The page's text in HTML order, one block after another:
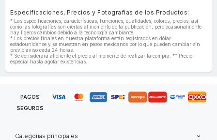
Especificaciones, Precios y Fotografías de los Productos:
* Las especificaciones, características, funciones, cualidades, colores, precios, así
como las fotografías son ciertas al momento de la publicación, pero ocasionalmente
hay ligeros cambios debido a la tecnología cambiante.
* Los precios finales en nuestra plataforma están registrados en dólar
estadounidense y se muestran en pesos mexicanos por lo que pueden cambiar sin
previo aviso cada 24 horas.
* Se considerará al cliente el precio al momento de realizar la compra. ** Precio
especial hasta agotar existencias.
PAGOS
SEGUROS
Categorías principales